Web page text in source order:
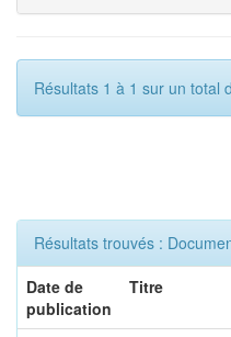
Résultats 1 à 1 sur un total
Résultats trouvés :
Date de
publication
Titre